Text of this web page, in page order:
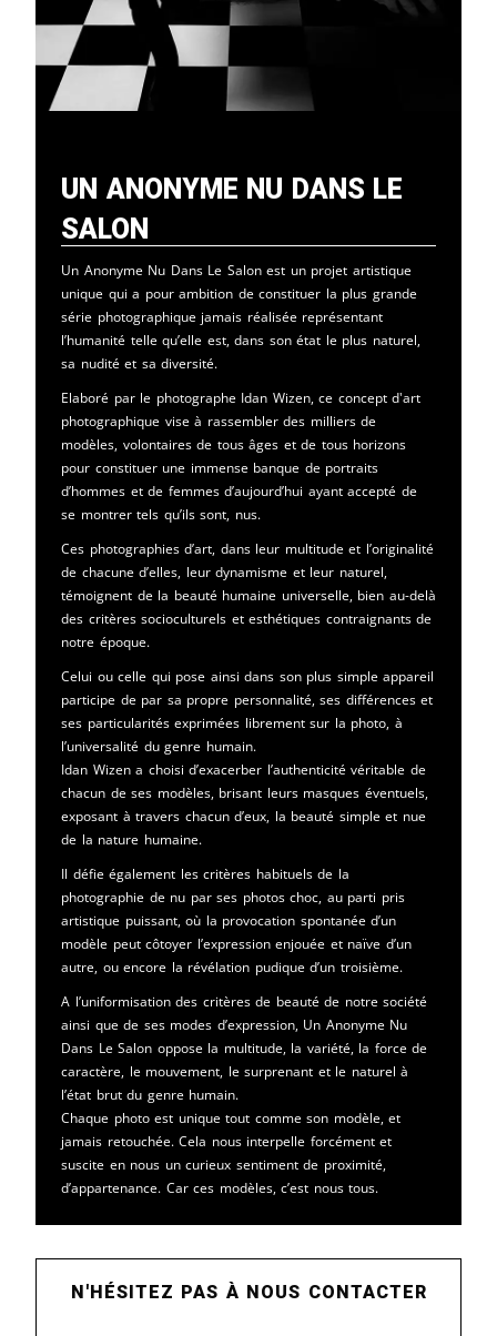
Un Anonyme Nu Dans Le
Salon
Un Anonyme Nu Dans Le Salon est un projet artistique
unique qui a pour ambition de constituer la plus grande
série photographique jamais réalisée représentant
l’humanité telle qu’elle est, dans son état le plus naturel,
sa nudité et sa diversité.
Elaboré par le photographe Idan Wizen, ce concept d'art
photographique vise à rassembler des milliers de
modèles, volontaires de tous âges et de tous horizons
pour constituer une immense banque de portraits
d’hommes et de femmes d’aujourd’hui ayant accepté de
se montrer tels qu’ils sont, nus.
Ces photographies d’art, dans leur multitude et l’originalité
de chacune d’elles, leur dynamisme et leur naturel,
témoignent de la beauté humaine universelle, bien au-delà
des critères socioculturels et esthétiques contraignants de
notre époque.
Celui ou celle qui pose ainsi dans son plus simple appareil
participe de par sa propre personnalité, ses différences et
ses particularités exprimées librement sur la photo, à
l’universalité du genre humain.
Idan Wizen a choisi d’exacerber l’authenticité véritable de
chacun de ses modèles, brisant leurs masques éventuels,
exposant à travers chacun d’eux, la beauté simple et nue
de la nature humaine.
Il défie également les critères habituels de la
photographie de nu par ses photos choc, au parti pris
artistique puissant, où la provocation spontanée d’un
modèle peut côtoyer l’expression enjouée et naïve d’un
autre, ou encore la révélation pudique d’un troisième.
A l’uniformisation des critères de beauté de notre société
ainsi que de ses modes d’expression, Un Anonyme Nu
Dans Le Salon oppose la multitude, la variété, la force de
caractère, le mouvement, le surprenant et le naturel à
l’état brut du genre humain.
Chaque photo est unique tout comme son modèle, et
jamais retouchée. Cela nous interpelle forcément et
suscite en nous un curieux sentiment de proximité,
d’appartenance. Car ces modèles, c’est nous tous.
N'HÉSITEZ PAS À NOUS CONTACTER